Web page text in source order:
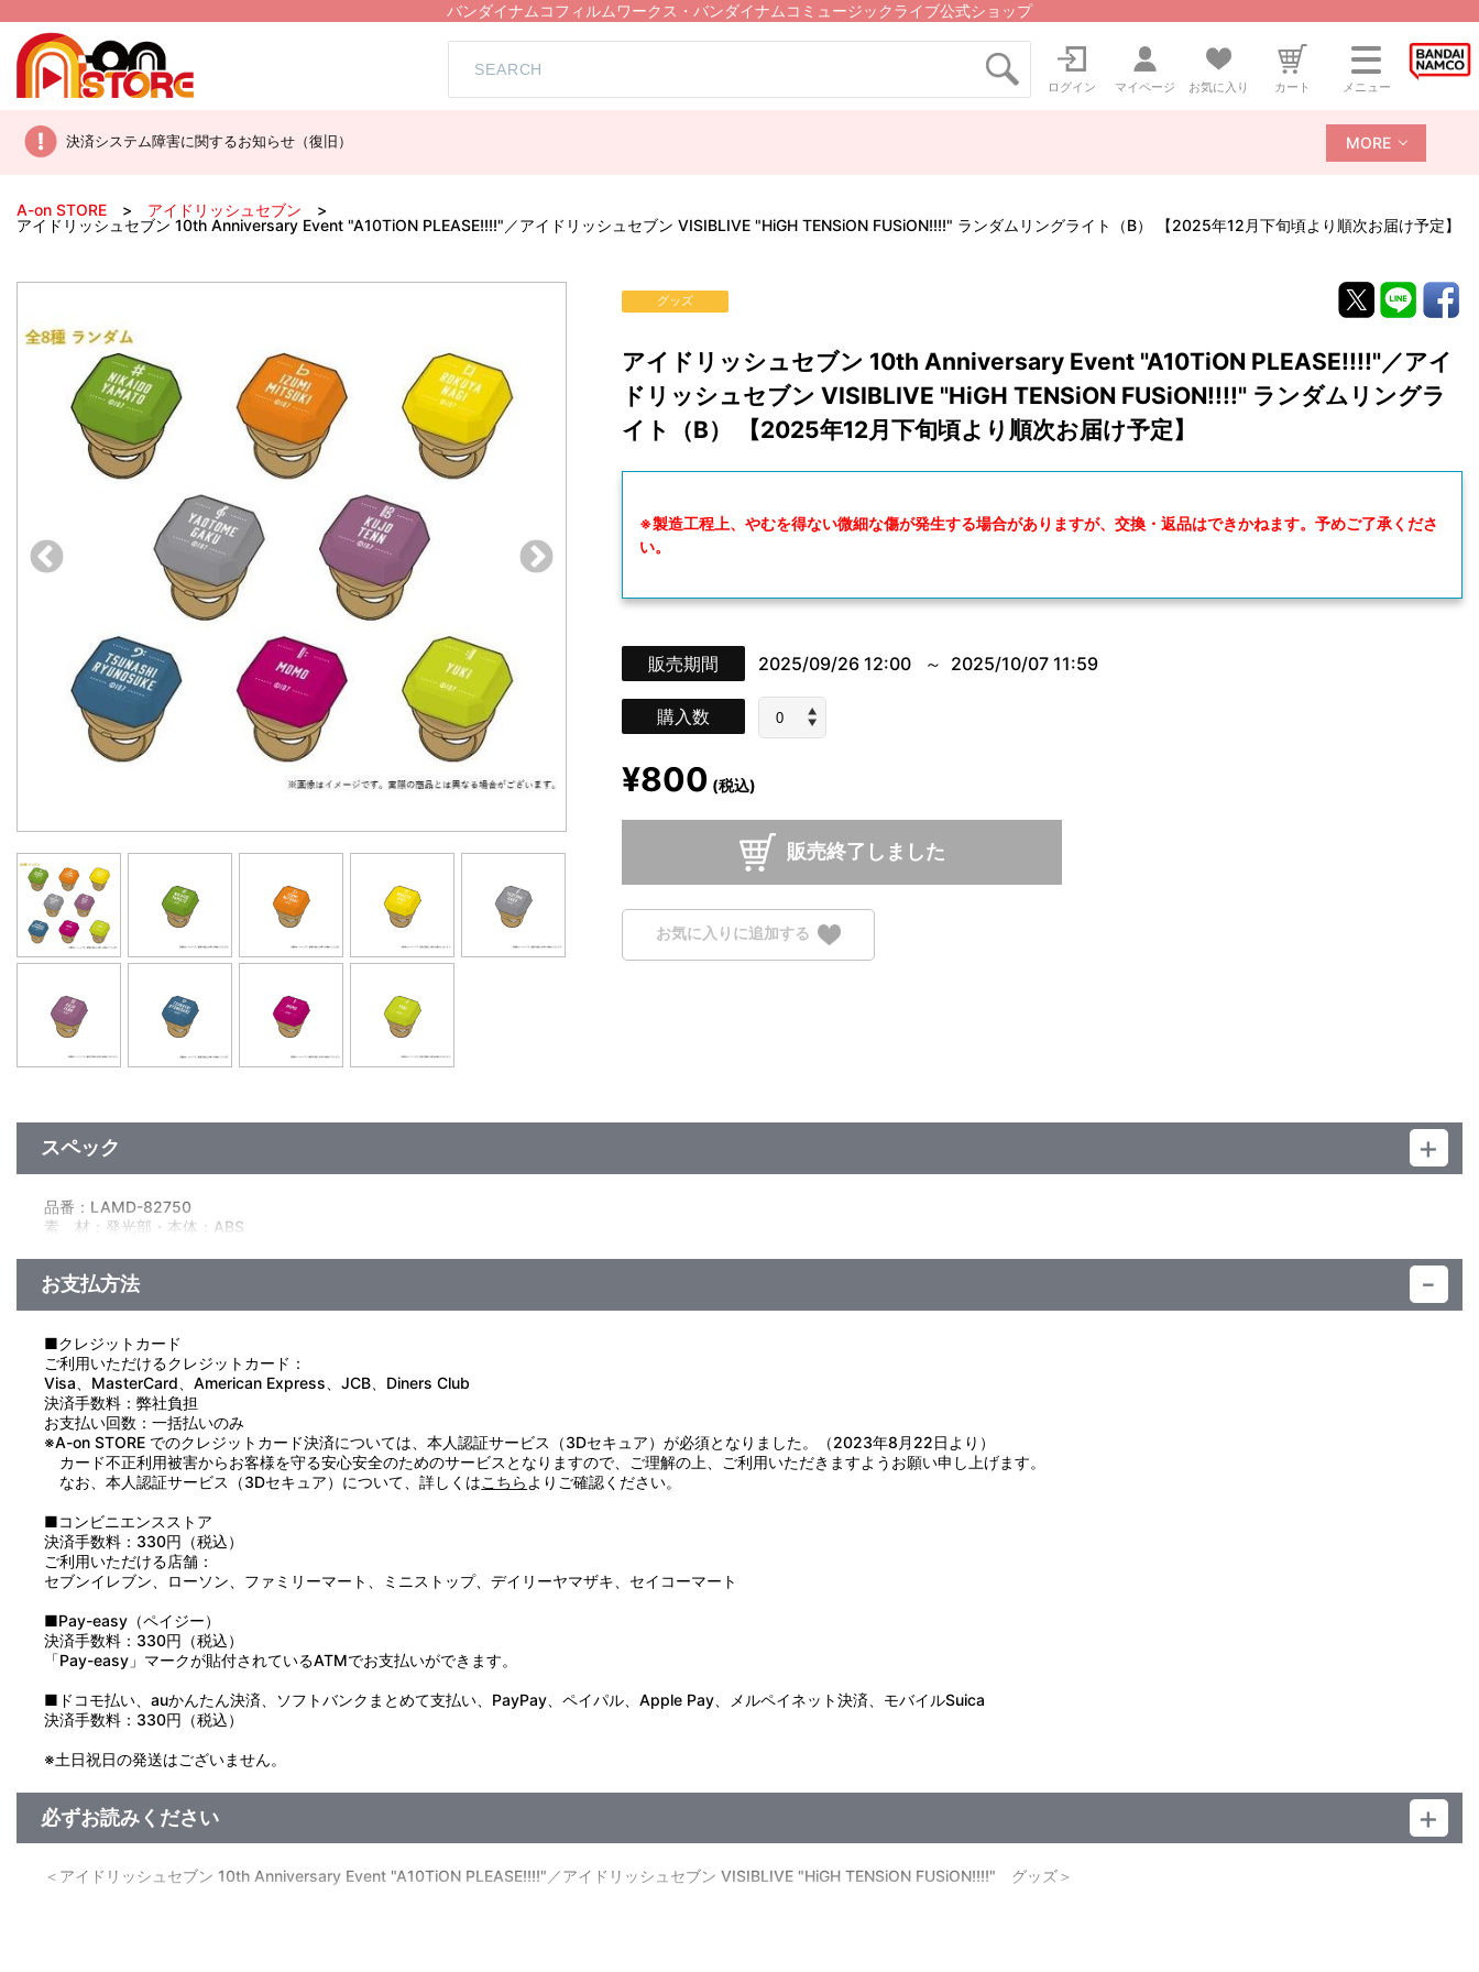
バンダイナムコフィルムワークス・バンダイナムコミュージックライブ公式ショップ
ログイン マイページ お気に入り カート メニュー
決済システム障害に関するお知らせ（復旧） MORE
A-on STORE
アイドリッシュセブン
アイドリッシュセブン 10th Anniversary Event "A10TiON PLEASE!!!!"／アイドリッシュセブン VISIBLIVE "HiGH TENSiON FUSiON!!!!" ランダムリングライト（B） 【2025年12月下旬頃より順次お届け予定】
グッズ
アイドリッシュセブン 10th Anniversary Event "A10TiON PLEASE!!!!"／アイ
ドリッシュセブン VISIBLIVE "HiGH TENSiON FUSiON!!!!" ランダムリングラ
イト（B） 【2025年12月下旬頃より順次お届け予定】
※製造工程上、やむを得ない微細な傷が発生する場合がありますが、交換・返品はできかねます。予めご了承くださ
い。
販売期間 2025/09/26 12:00 2025/10/07 11:59
購入数
¥800 (税込)
販売終了しました
お気に入りに追加する
スペック
品番：LAMD-82750
素 材：発光部・本体：ABS
生産国：中国
ボタン電池(CR1616)×2個使用
【使用上の注意】
●本来の目的以外に使用しないでください。
●光を直視し続けないでください。万一、気分が悪くなったり、痛みを感じた場合は、直ちに使用をおやめください。
●万一、電池を飲み込んだとき、電池から漏れた液が目に入ったときは、すぐに医師に相談してください。漏れた液が皮膚や服についたときは水で洗ってください。
●口の中には絶対に入れないでください。
●水や火の中に入れたり、分解は絶対にしないでください。
●誤飲の危険がありますので、小さなお子様には絶対に与えないでください。
●リング部分を強くひっぱらないでください。リングがちぎれたり、本体が破損する可能性があります。
●保管の際は、直射日光の当たる場所、高温多湿な場所は避けてください。
●化粧品やハンドクリーム等が付着すると、印刷が落ちる場合がありますので、ご注意ください。
お支払方法
■クレジットカード
ご利用いただけるクレジットカード：
Visa、MasterCard、American Express、JCB、Diners Club
決済手数料：弊社負担
お支払い回数：一括払いのみ
※A-on STORE でのクレジットカード決済については、本人認証サービス（3Dセキュア）が必須となりました。（2023年8月22日より）
カード不正利用被害からお客様を守る安心安全のためのサービスとなりますので、ご理解の上、ご利用いただきますようお願い申し上げます。
なお、本人認証サービス（3Dセキュア）について、詳しくはこちら よりご確認ください。
■コンビニエンスストア
決済手数料：330円（税込）
ご利用いただける店舗：
セブンイレブン、ローソン、ファミリーマート、ミニストップ、デイリーヤマザキ、セイコーマート
■Pay-easy（ペイジー）
決済手数料：330円（税込）
「Pay-easy」マークが貼付されているATMでお支払いができます。
■ドコモ払い、auかんたん決済、ソフトバンクまとめて支払い、PayPay、ペイパル、Apple Pay、メルペイネット決済、モバイルSuica
決済手数料：330円（税込）
※土日祝日の発送はございません。
必ずお読みください
＜アイドリッシュセブン 10th Anniversary Event "A10TiON PLEASE!!!!"／アイドリッシュセブン VISIBLIVE "HiGH TENSiON FUSiON!!!!" グッズ＞